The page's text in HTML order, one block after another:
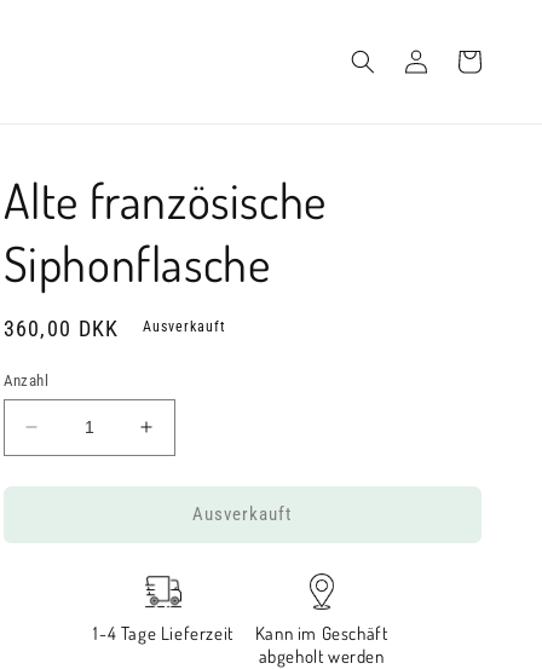
EinloggenWarenkorb
Alte französische
Siphonflasche
Normaler
360,00 DKK Ausverkauft
Anzahl
Verringere
die
Menge
Alte
Siphonflasche
Erhöhe
die
Menge
Alte
Siphonflasche
Ausverkauft
1-4 Tage Lieferzeit
Kann im Geschäft
abgeholt werden